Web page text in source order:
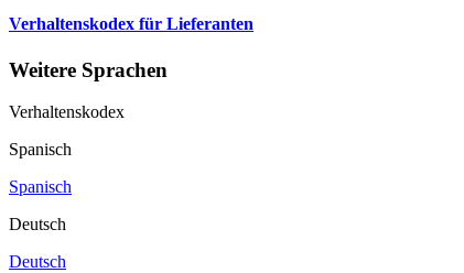
Verhaltenskodex für Lieferanten
Weitere Sprachen
Verhaltenskodex
Spanisch
Spanisch
Deutsch
Deutsch